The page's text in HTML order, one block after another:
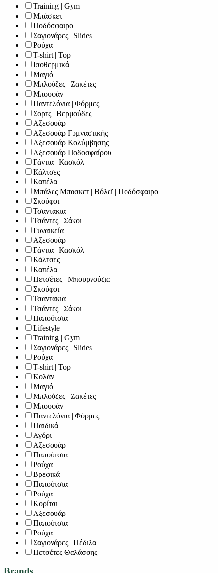
Training | Gym
Μπάσκετ
Ποδόσφαιρο
Σαγιονάρες | Slides
Ρούχα
T-shirt | Top
Ισοθερμικά
Μαγιό
Μπλούζες | Ζακέτες
Μπουφάν
Παντελόνια | Φόρμες
Σορτς | Βερμούδες
Αξεσουάρ
Αξεσουάρ Γυμναστικής
Αξεσουάρ Κολύμβησης
Αξεσουάρ Ποδοσφαίρου
Γάντια | Κασκόλ
Κάλτσες
Καπέλα
Μπάλες Μπασκετ | Βόλεϊ | Ποδόσφαιρο
Σκούφοι
Τσαντάκια
Τσάντες | Σάκοι
Γυναικεία
Αξεσουάρ
Γάντια | Κασκόλ
Κάλτσες
Καπέλα
Πετσέτες | Μπουρνούζια
Σκούφοι
Τσαντάκια
Τσάντες | Σάκοι
Παπούτσια
Lifestyle
Training | Gym
Σαγιονάρες | Slides
Ρούχα
T-shirt | Top
Κολάν
Μαγιό
Μπλούζες | Ζακέτες
Μπουφάν
Παντελόνια | Φόρμες
Παιδικά
Αγόρι
Αξεσουάρ
Παπούτσια
Ρούχα
Βρεφικά
Παπούτσια
Ρούχα
Κορίτσι
Αξεσουάρ
Παπούτσια
Ρούχα
Σαγιονάρες | Πέδιλα
Πετσέτες Θαλάσσης